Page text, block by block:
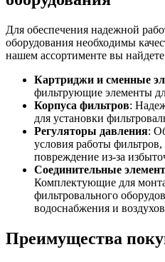
Для обеспечения надежной
оборудования необходимы
нашем ассортименте вы
Картриджи и сменные
фильтрующие элементы
Корпуса фильтров:
для установки
Регуляторы давления:
условия работы
повреждение из-за
Соединительные
Комплектующие для
фильтровального
водоснабжения и
Преимущества